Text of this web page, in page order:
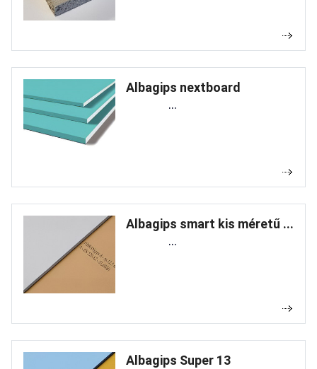
Albagips nextboard
...
Albagips smart kis méretű ...
...
Albagips Super 13